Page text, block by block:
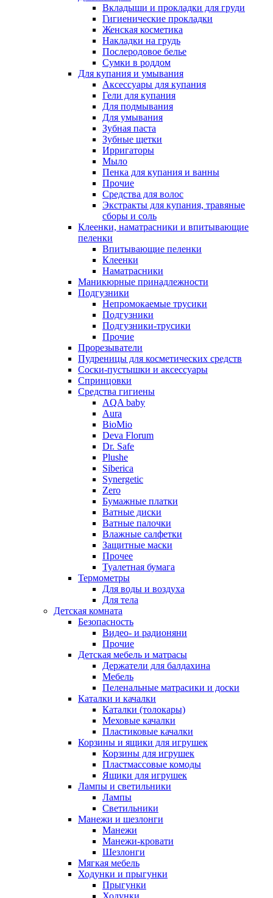
Вкладыши и прокладки для груди
Гигиенические прокладки
Женская косметика
Накладки на грудь
Послеродовое белье
Сумки в роддом
Для купания и умывания
Аксессуары для купания
Гели для купания
Для подмывания
Для умывания
Зубная паста
Зубные щетки
Ирригаторы
Мыло
Пенка для купания и ванны
Прочие
Средства для волос
Экстракты для купания, травяные
сборы и соль
Клеенки, наматрасники и впитывающие
пеленки
Впитывающие пеленки
Клеенки
Наматрасники
Маникюрные принадлежности
Подгузники
Непромокаемые трусики
Подгузники
Подгузники-трусики
Прочие
Прорезыватели
Пудреницы для косметических средств
Соски-пустышки и аксессуары
Спринцовки
Средства гигиены
AQA baby
Aura
BioMio
Deva Florum
Dr. Safe
Plushe
Siberica
Synergetic
Zero
Бумажные платки
Ватные диски
Ватные палочки
Влажные салфетки
Защитные маски
Прочее
Туалетная бумага
Термометры
Для воды и воздуха
Для тела
Детская комната
Безопасность
Видео- и радионяни
Прочие
Детская мебель и матрасы
Держатели для балдахина
Мебель
Пеленальные матрасики и доски
Каталки и качалки
Каталки (толокары)
Меховые качалки
Пластиковые качалки
Корзины и ящики для игрушек
Корзины для игрушек
Пластмассовые комоды
Ящики для игрушек
Лампы и светильники
Лампы
Светильники
Манежи и шезлонги
Манежи
Манежи-кровати
Шезлонги
Мягкая мебель
Ходунки и прыгунки
Прыгунки
Ходунки